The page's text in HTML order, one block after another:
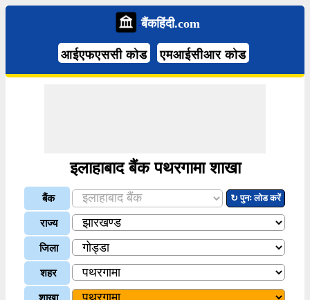
बैंकहिंदी.com
आईएफएससी कोड एमआईसीआर कोड
इलाहाबाद बैंक पथरगामा शाखा
बैंक ↻ पुनः लोड करें
राज्य
जिला
शहर
शाखा